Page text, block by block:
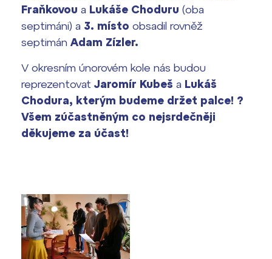
Fraňkovou a Lukáše Choduru (oba
septimáni) a 3. místo obsadil rovněž
septimán Adam Zízler.
V okresním únorovém kole nás budou
reprezentovat Jaromír Kubeš a Lukáš
Chodura, kterým budeme držet palce! ?
Všem zúčastněným co nejsrdečněji
děkujeme za účast!